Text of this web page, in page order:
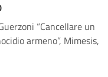
“Cancellare un
armeno”, Mimesis,